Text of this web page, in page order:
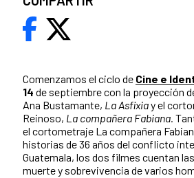
Comenzamos el ciclo de Cine e
14 de septiembre con la proyección
Ana Bustamante, La Asfixiay el
Reinoso, La compañera Fabiana.
el cortometraje La compañera
historias de 36 años del conflicto
Guatemala, los dos filmes cuentan
muerte y sobrevivencia de varios